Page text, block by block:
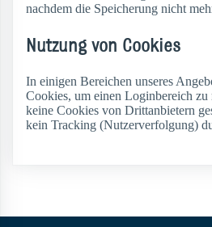
nachdem die Speicherung nicht
Nutzung von Cookies
In einigen Bereichen unseres
Cookies, um einen Loginbereich zu
keine Cookies von Drittanbietern
kein Tracking (Nutzerverfolgung)